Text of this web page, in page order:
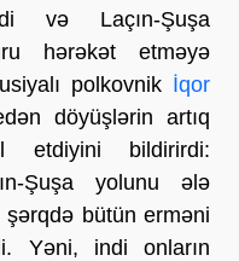
və Laçın-Şuşa
hərəkət etməyə
polkovnik İqor
döyüşlərin artıq
etdiyini bildirirdi:
Şuşa yolunu ələ
bütün erməni
Yəni, indi onların